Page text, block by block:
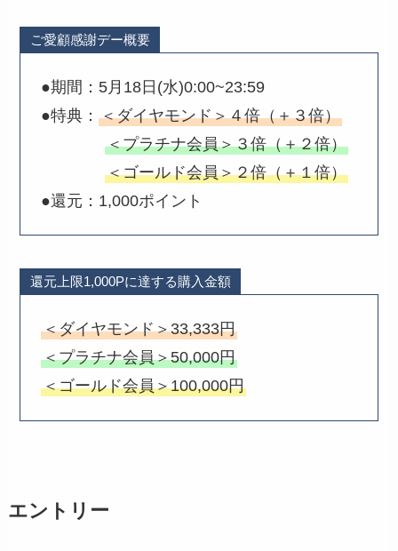
ご愛顧感謝デー概要
●期間：5月18日(水)0:00~23:59
●特典： ＜ダイヤモンド＞４倍（＋３倍）
＜プラチナ会員＞３倍（＋２倍）
＜ゴールド会員＞２倍（＋１倍）
●還元：1,000ポイント
還元上限1,000Pに達する購入金額
＜ダイヤモンド＞33,333円
＜プラチナ会員＞50,000円
＜ゴールド会員＞100,000円
エントリー